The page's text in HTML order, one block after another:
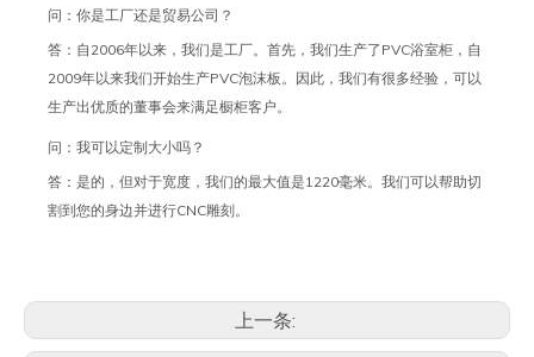
问：你是工厂还是贸易公司？
答：自2006年以来，我们是工厂。首先，我们生产了PVC浴室柜，自
2009年以来我们开始生产PVC泡沫板。因此，我们有很多经验，可以
生产出优质的董事会来满足橱柜客户。
问：我可以定制大小吗？
答：是的，但对于宽度，我们的最大值是1220毫米。我们可以帮助切
割到您的身边并进行CNC雕刻。
上一条: